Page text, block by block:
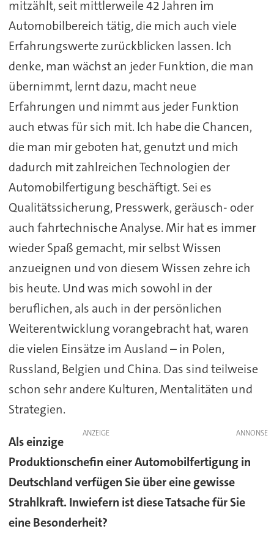
mitzählt, seit mittlerweile 42 Jahren im
Automobilbereich tätig, die mich auch viele
Erfahrungswerte zurückblicken lassen. Ich
denke, man wächst an jeder Funktion, die man
übernimmt, lernt dazu, macht neue
Erfahrungen und nimmt aus jeder Funktion
auch etwas für sich mit. Ich habe die Chancen,
die man mir geboten hat, genutzt und mich
dadurch mit zahlreichen Technologien der
Automobilfertigung beschäftigt. Sei es
Qualitätssicherung, Presswerk, geräusch- oder
auch fahrtechnische Analyse. Mir hat es immer
wieder Spaß gemacht, mir selbst Wissen
anzueignen und von diesem Wissen zehre ich
bis heute. Und was mich sowohl in der
beruflichen, als auch in der persönlichen
Weiterentwicklung vorangebracht hat, waren
die vielen Einsätze im Ausland – in Polen,
Russland, Belgien und China. Das sind teilweise
schon sehr andere Kulturen, Mentalitäten und
Strategien.
ANZEIGE
Als einzige
Produktionschefin einer Automobilfertigung in
Deutschland verfügen Sie über eine gewisse
Strahlkraft. Inwiefern ist diese Tatsache für Sie
eine Besonderheit?